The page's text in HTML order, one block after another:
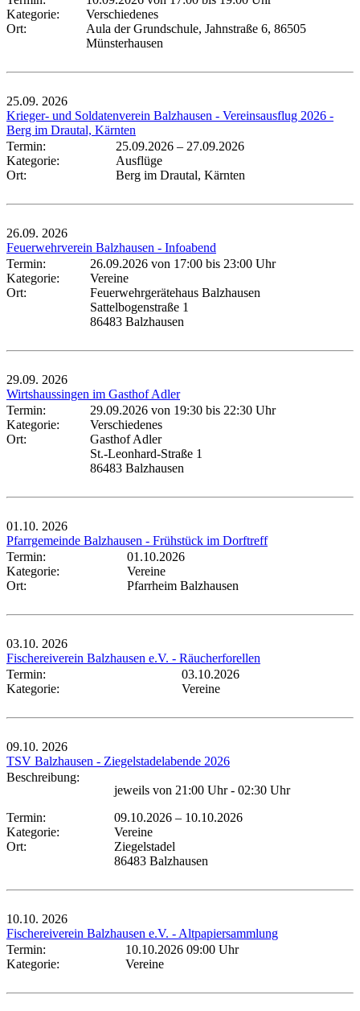
Kategorie:
Verschiedenes
Ort:
Aula der Grundschule, Jahnstraße 6, 86505
Münsterhausen
25.09. 2026
Krieger- und Soldatenverein Balzhausen - Vereinsausflug 2026 -
Berg im Drautal, Kärnten
Termin:
25.09.2026 – 27.09.2026
Kategorie:
Ausflüge
Ort:
Berg im Drautal, Kärnten
26.09. 2026
Feuerwehrverein Balzhausen - Infoabend
Termin:
26.09.2026 von 17:00 bis 23:00 Uhr
Kategorie:
Vereine
Ort:
Feuerwehrgerätehaus Balzhausen
Sattelbogenstraße 1
86483 Balzhausen
29.09. 2026
Wirtshaussingen im Gasthof Adler
Termin:
29.09.2026 von 19:30 bis 22:30 Uhr
Kategorie:
Verschiedenes
Ort:
Gasthof Adler
St.-Leonhard-Straße 1
86483 Balzhausen
01.10. 2026
Pfarrgemeinde Balzhausen - Frühstück im Dorftreff
Termin:
01.10.2026
Kategorie:
Vereine
Ort:
Pfarrheim Balzhausen
03.10. 2026
Fischereiverein Balzhausen e.V. - Räucherforellen
Termin:
03.10.2026
Kategorie:
Vereine
09.10. 2026
TSV Balzhausen - Ziegelstadelabende 2026
Beschreibung:
jeweils von 21:00 Uhr - 02:30 Uhr
Termin:
09.10.2026 – 10.10.2026
Kategorie:
Vereine
Ort:
Ziegelstadel
86483 Balzhausen
10.10. 2026
Fischereiverein Balzhausen e.V. - Altpapiersammlung
Termin:
10.10.2026 09:00 Uhr
Kategorie:
Vereine